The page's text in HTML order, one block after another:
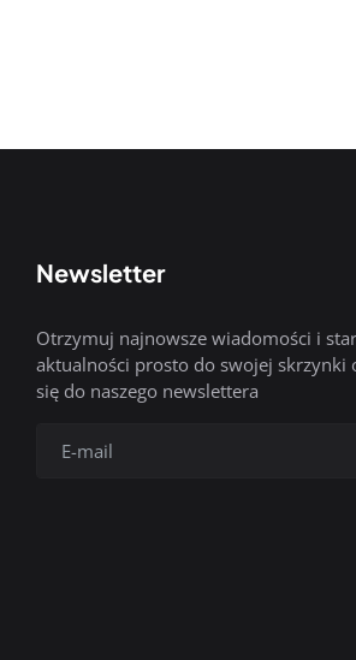
Newsletter
Otrzymuj najnowsze wiadomości i
aktualności prosto do swojej skrzynki
się do naszego newslettera